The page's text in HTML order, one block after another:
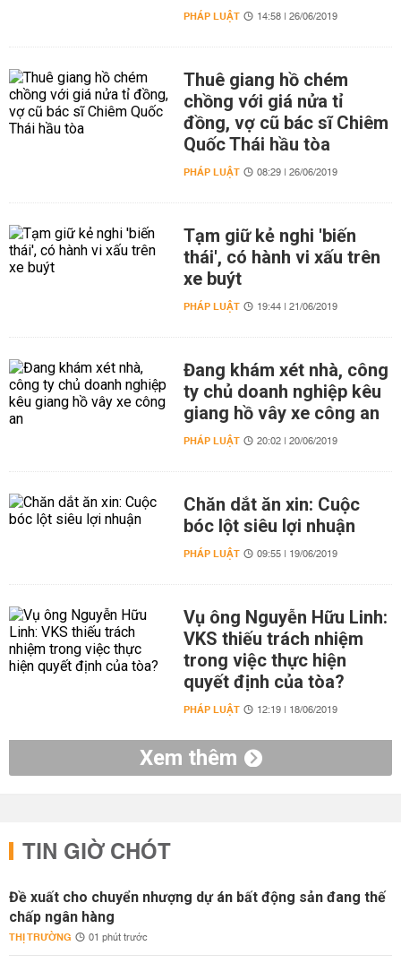
PHÁP LUẬT 14:58 | 26/06/2019
Thuê giang hồ chém
chồng với giá nửa tỉ
đồng, vợ cũ bác sĩ Chiêm
Quốc Thái hầu tòa
PHÁP LUẬT 08:29 | 26/06/2019
Tạm giữ kẻ nghi 'biến
thái', có hành vi xấu trên
xe buýt
PHÁP LUẬT 19:44 | 21/06/2019
Đang khám xét nhà, công
ty chủ doanh nghiệp kêu
giang hồ vây xe công an
PHÁP LUẬT 20:02 | 20/06/2019
Chăn dắt ăn xin: Cuộc
bóc lột siêu lợi nhuận
PHÁP LUẬT 09:55 | 19/06/2019
Vụ ông Nguyễn Hữu Linh:
VKS thiếu trách nhiệm
trong việc thực hiện
quyết định của tòa?
PHÁP LUẬT 12:19 | 18/06/2019
Xem thêm
TIN GIỜ CHÓT
Đề xuất cho chuyển nhượng dự án bất động sản đang thế
chấp ngân hàng
THỊ TRƯỜNG 01 phút trước